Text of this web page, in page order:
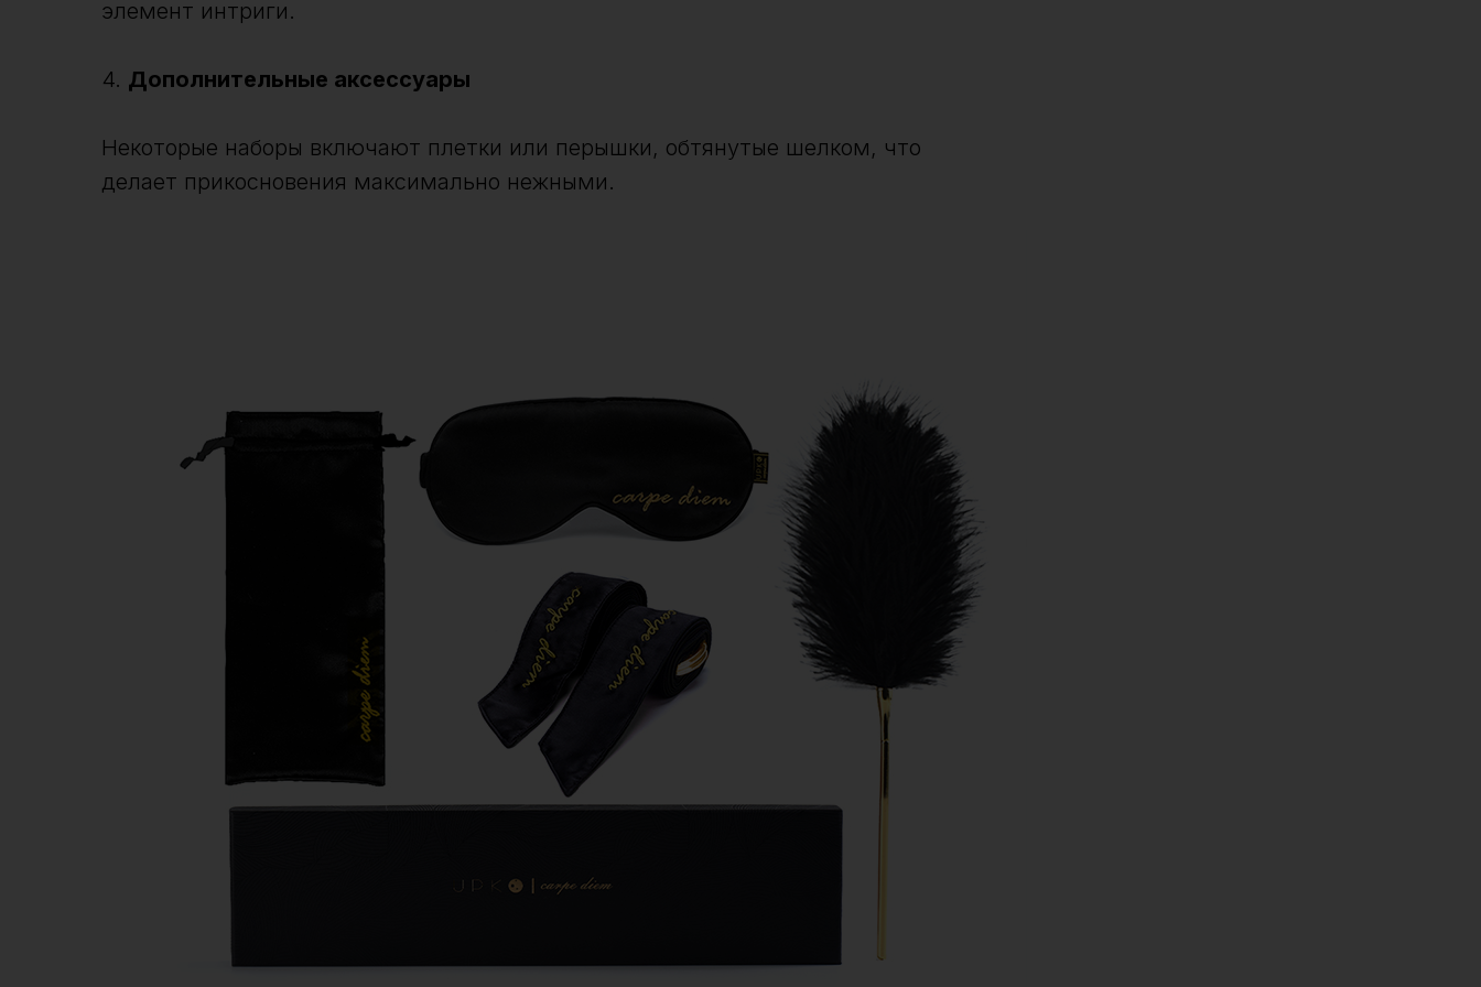
элемент интриги.
4. Дополнительные аксессуары
Некоторые наборы включают плетки или перышки, обтянутые шелком, что
делает прикосновения максимально нежными.